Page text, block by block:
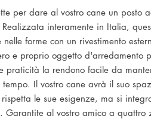
per dare al vostro cane un posto
interamente in Italia,
nelle forme con un rivestimento
e proprio oggetto d'arredamento
praticità la rendono facile da
Il vostro cane avrà il suo
le sue esigenze, ma si
Garantite al vostro amico a quattro